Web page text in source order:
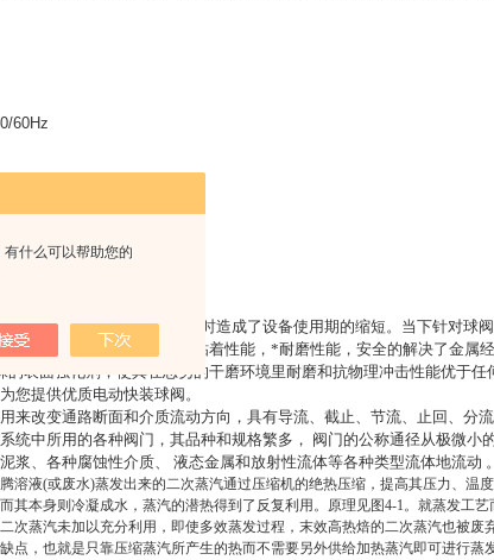
什么可以帮助您的
60Hz
损，不能满足正常生产，同时造成了设备使用期的缩短。当下针对球
体系。高分子材料具有*的粘着性能，*耐磨性能，安全的解决了金属
表面强化剂，使其在恶劣的干磨环境里耐磨和抗物理冲击性能优于任
您提供优质电动快装球阀。
来改变通路断面和介质流动方向，具有导流、截止、节流、止回、分
统中所用的各种阀门，其品种和规格繁多， 阀门的公称通径从极微小
浆、各种腐蚀性介质、
液态金属和放射性流体等各种类型流体地流动 。
溶液(或废水)蒸发出来的二次蒸汽通过压缩机的绝热压缩，提高其压力、温
其本身则冷凝成水，蒸汽的潜热得到了反复利用。原理见图4-1。就蒸发工
次蒸汽未加以充分利用，即使多效蒸发过程，末效高热焙的二次蒸汽也被废
点，也就是只靠压缩蒸汽所产生的热而不需要另外供给加热蒸汽即可进行蒸